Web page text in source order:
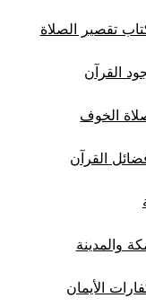
تقصير الصلاة
القرآن
الخوف
القرآن
والمدينة
الأيمان